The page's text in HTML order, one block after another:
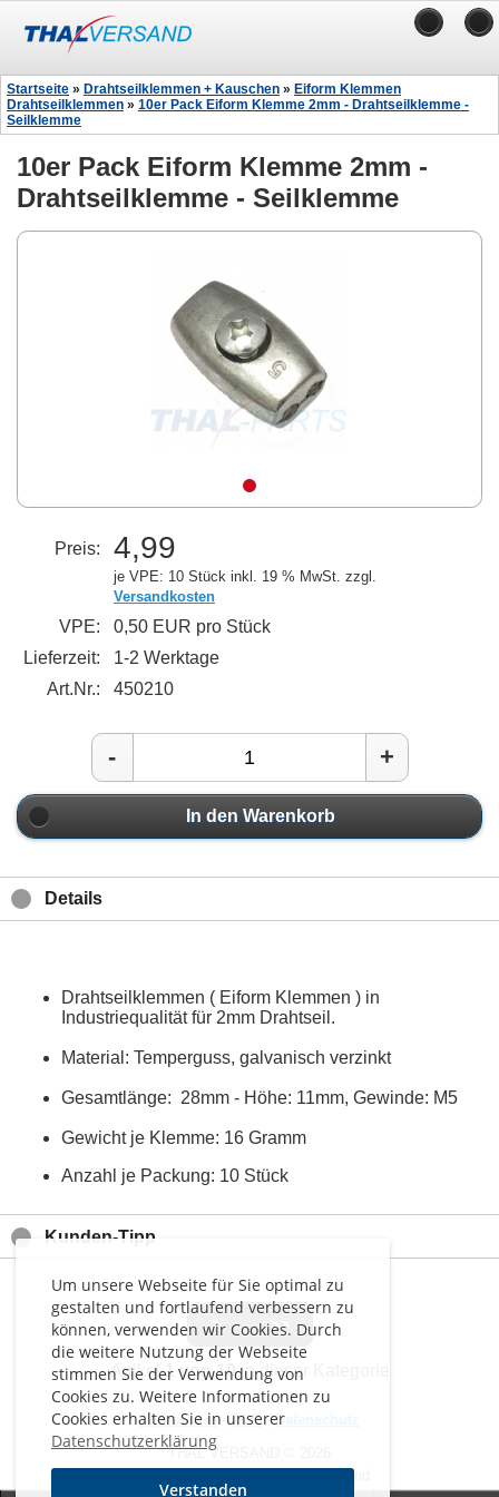
Um unsere Webseite für Sie optimal zu
gestalten und fortlaufend verbessern zu
können, verwenden wir Cookies. Durch
die weitere Nutzung der Webseite
stimmen Sie der Verwendung von
Cookies zu. Weitere Informationen zu
Cookies erhalten Sie in unserer
Datenschutzerklärung
Verstanden
Startseite » Drahtseilklemmen + Kauschen » Eiform Klemmen
Drahtseilklemmen » 10er Pack Eiform Klemme 2mm - Drahtseilklemme -
Seilklemme
10er Pack Eiform Klemme 2mm -
Drahtseilklemme - Seilklemme
Preis: 4,99
je VPE: 10 Stück inkl. 19 % MwSt. zzgl.
Versandkosten
VPE:
0,50 EUR pro Stück
Lieferzeit:
1-2 Werktage
Art.Nr.:
450210
- +
In den Warenkorb
Details
Drahtseilklemmen ( Eiform Klemmen ) in
Industriequalität für 2mm Drahtseil.
Material: Temperguss, galvanisch verzinkt
Gesamtlänge: 28mm - Höhe: 11mm, Gewinde: M5
Gewicht je Klemme: 16 Gramm
Anzahl je Packung: 10 Stück
Kunden-Tipp
> >>
Artikel1 von 10in dieser Kategorie
Impressum-AGB-Datenschutz
THAL VERSAND © 2026
Alle Preise inkl. MwSt. zzgl. Versand